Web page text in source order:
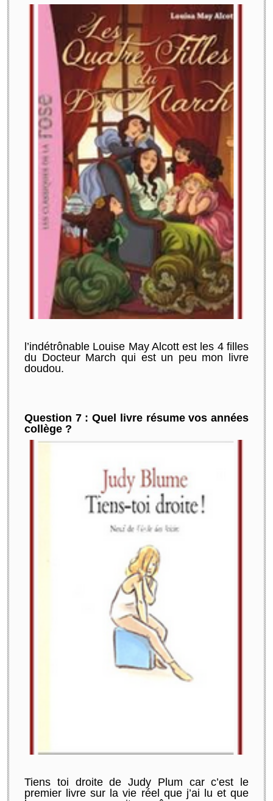
l’indétrônable Louise May Alcott est les 4 filles
du Docteur March qui est un peu mon livre
doudou.
Question 7 : Quel livre résume vos années
collège ?
Tiens toi droite de Judy Plum car c’est le
premier livre sur la vie réel que j’ai lu et que